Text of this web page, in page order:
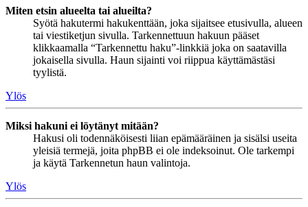
Miten etsin alueelta tai alueilta?
Syötä hakutermi hakukenttään, joka sijaitsee etusivulla, alueen
tai viestiketjun sivulla. Tarkennettuun hakuun pääset
klikkaamalla “Tarkennettu haku”-linkkiä joka on saatavilla
jokaisella sivulla. Haun sijainti voi riippua käyttämästäsi
tyylistä.
Ylös
Miksi hakuni ei löytänyt mitään?
Hakusi oli todennäköisesti liian epämääräinen ja sisälsi useita
yleisiä termejä, joita phpBB ei ole indeksoinut. Ole tarkempi
ja käytä Tarkennetun haun valintoja.
Ylös